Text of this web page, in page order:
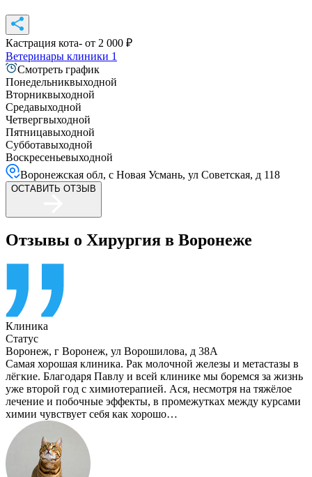
Кастрация кота- от 2 000 ₽
Ветеринары клиники 1
Смотреть график
Понедельниквыходной
Вторниквыходной
Средавыходной
Четвергвыходной
Пятницавыходной
Субботавыходной
Воскресеньевыходной
Воронежская обл, с Новая Усмань, ул Советская, д 118
ОСТАВИТЬ ОТЗЫВ
Отзывы о Хирургия в Воронеже
Клиника
Статус
Воронеж, г Воронеж, ул Ворошилова, д 38А
Самая хорошая клиника. Рак молочной железы и метастазы в
лёгкие. Благодаря Павлу и всей клинике мы боремся за жизнь
уже второй год с химиотерапией. Ася, несмотря на тяжёлое
лечение и побочные эффекты, в промежутках между курсами
химии чувствует себя как хорошо…